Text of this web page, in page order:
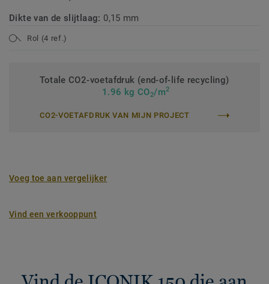
Dikte van de slijtlaag: 0,15 mm
Rol (4 ref.)
Totale CO2-voetafdruk (end-of-life recycling)
1.96 kg CO2/m2
CO2-VOETAFDRUK VAN MIJN PROJECT
Voeg toe aan vergelijker
Vind een verkooppunt